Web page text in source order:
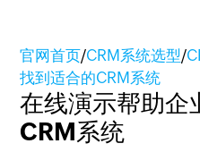
官网首页/CRM系统选型/
找到适合的CRM系统
在线演示帮助企
CRM系统